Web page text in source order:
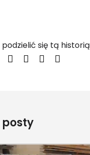
podzielić się tą historią
posty